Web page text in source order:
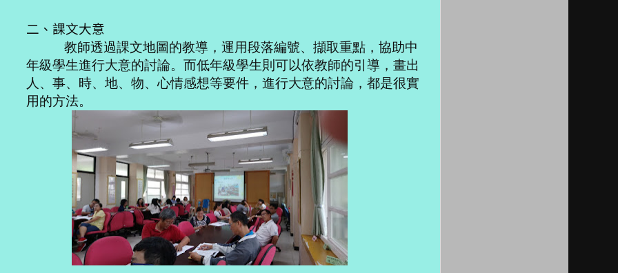
二、課文大意
教師透過課文地圖的教導，運用段落編號、擷取重點，協助中
年級學生進行大意的討論。而低年級學生則可以依教師的引導，畫出
人、事、時、地、物、心情感想等要件，進行大意的討論，都是很實
用的方法。